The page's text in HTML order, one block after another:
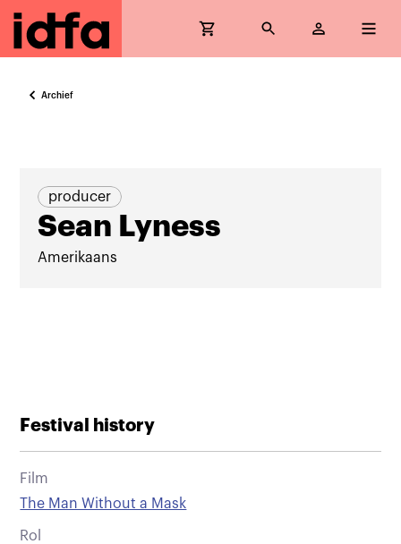
Archief
producer
Sean Lyness
Amerikaans
Festival history
Film
The Man Without a Mask
Rol